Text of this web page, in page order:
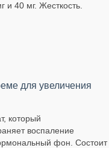
и 40 мг. Жесткость.
для увеличения
который
воспаление
фон. Состоит